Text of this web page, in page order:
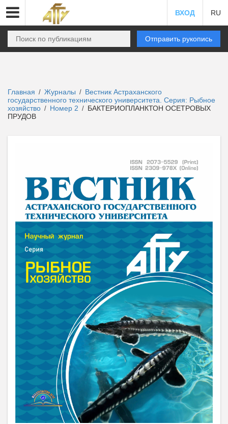
ВХОД RU
Отправить рукопись
Главная / Журналы / Вестник Астраханского
государственного технического университета. Серия: Рыбное
хозяйство / Номер 2 / БАКТЕРИОПЛАНКТОН ОСЕТРОВЫХ
ПРУДОВ